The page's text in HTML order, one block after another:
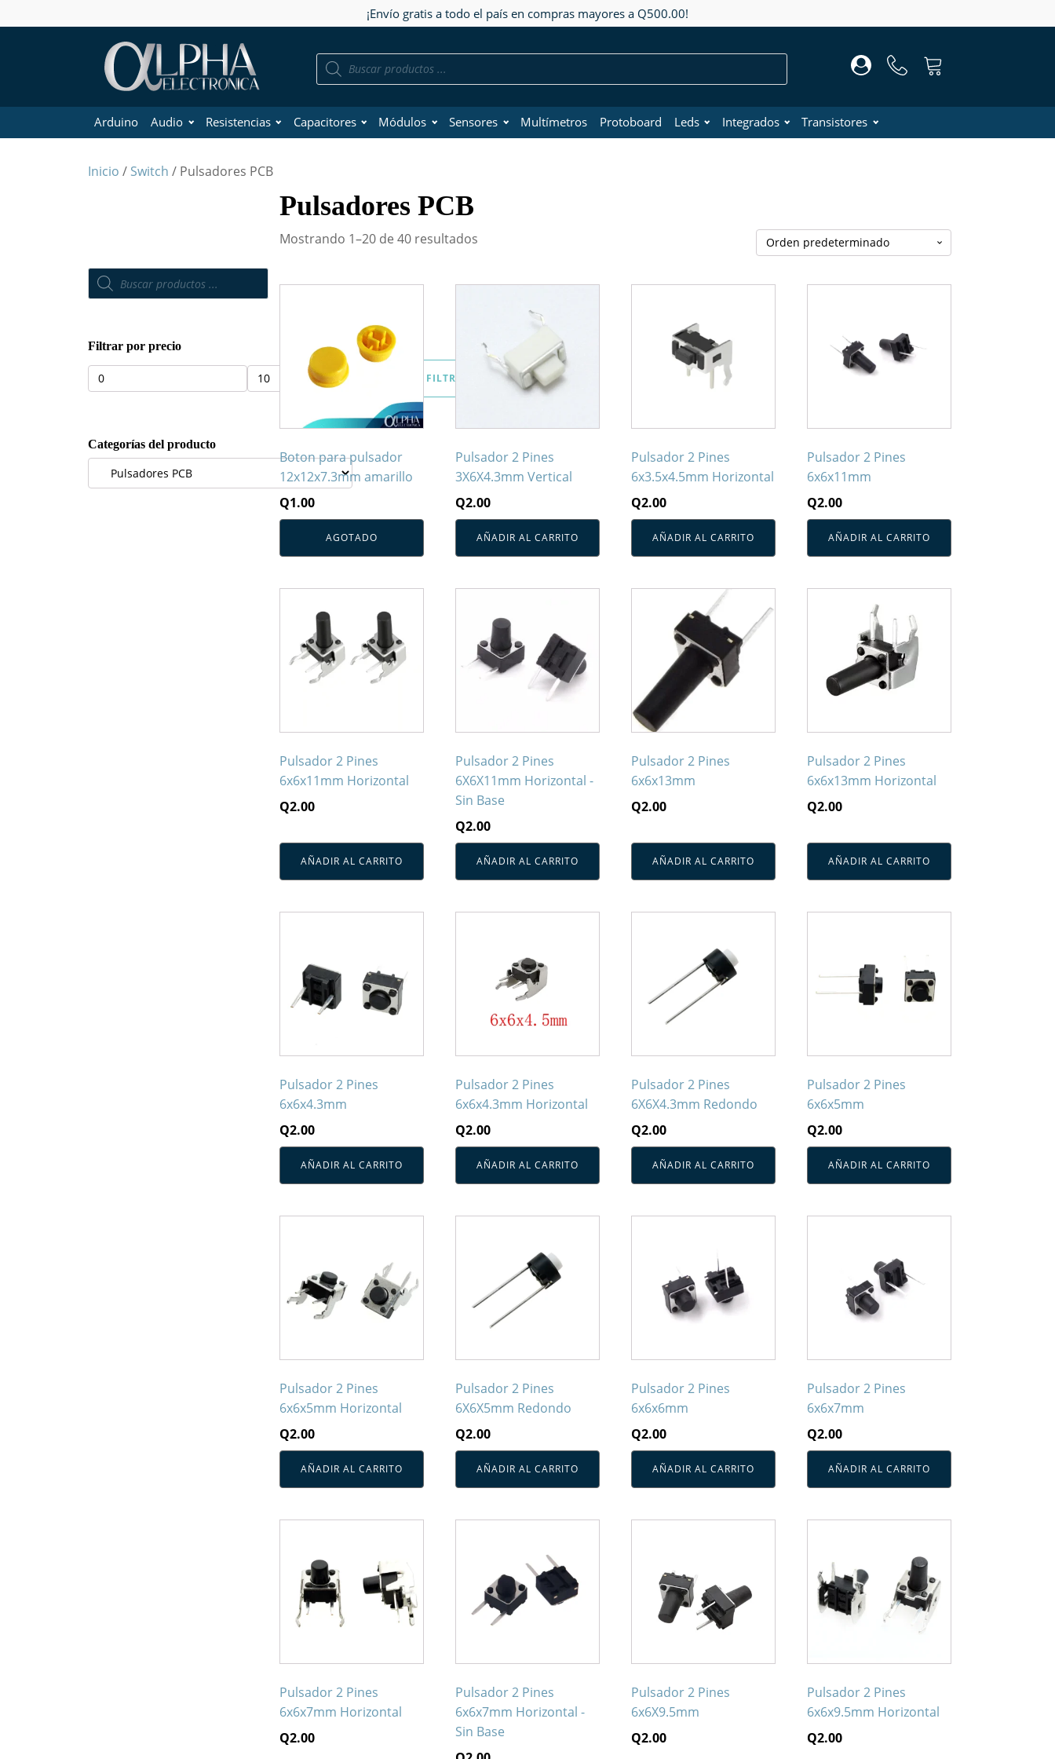
¡Envío gratis a todo el país en compras mayores a Q500.00!
Búsqueda
Arduino Audio Resistencias Capacitores Módulos Sensores Multímetros Protoboard Leds Integrados Transistores
Inicio / Switch / Pulsadores PCB
Búsqueda
Filtrar por precio
Precio
Precio
FILTRAR
Categorías del producto
Pulsadores PCB
Mostrando 1–20 de 40 resultados
Boton para pulsador
12x12x7.3mm amarillo
Q1.00
AGOTADO
Pulsador 2 Pines
3X6X4.3mm Vertical
Q2.00
AÑADIR AL CARRITO
Pulsador 2 Pines
6x3.5x4.5mm Horizontal
Q2.00
AÑADIR AL CARRITO
Pulsador 2 Pines
6x6x11mm
Q2.00
AÑADIR AL CARRITO
Pulsador 2 Pines
6x6x11mm Horizontal
Q2.00
AÑADIR AL CARRITO
Pulsador 2 Pines
6X6X11mm Horizontal -
Sin Base
Q2.00
AÑADIR AL CARRITO
Pulsador 2 Pines
6x6x13mm
Q2.00
AÑADIR AL CARRITO
Pulsador 2 Pines
6x6x13mm Horizontal
Q2.00
AÑADIR AL CARRITO
Pulsador 2 Pines
6x6x4.3mm
Q2.00
AÑADIR AL CARRITO
Pulsador 2 Pines
6x6x4.3mm Horizontal
Q2.00
AÑADIR AL CARRITO
Pulsador 2 Pines
6X6X4.3mm Redondo
Q2.00
AÑADIR AL CARRITO
Pulsador 2 Pines
6x6x5mm
Q2.00
AÑADIR AL CARRITO
Pulsador 2 Pines
6x6x5mm Horizontal
Q2.00
AÑADIR AL CARRITO
Pulsador 2 Pines
6X6X5mm Redondo
Q2.00
AÑADIR AL CARRITO
Pulsador 2 Pines
6x6x6mm
Q2.00
AÑADIR AL CARRITO
Pulsador 2 Pines
6x6x7mm
Q2.00
AÑADIR AL CARRITO
Pulsador 2 Pines
6x6x7mm Horizontal
Q2.00
Pulsador 2 Pines
6x6x7mm Horizontal -
Sin Base
Pulsador 2 Pines
6x6X9.5mm
Q2.00
Pulsador 2 Pines
6x6x9.5mm Horizontal
Q2.00